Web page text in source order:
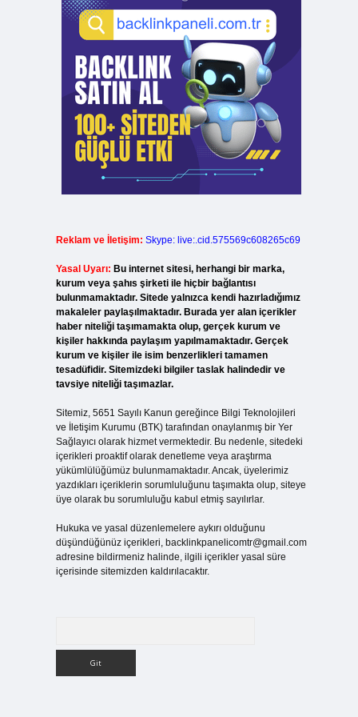
Reklam ve İletişim: Skype: live:.cid.575569c608265c69
Yasal Uyarı: Bu internet sitesi, herhangi bir marka,
kurum veya şahıs şirketi ile hiçbir bağlantısı
bulunmamaktadır. Sitede yalnızca kendi hazırladığımız
makaleler paylaşılmaktadır. Burada yer alan içerikler
haber niteliği taşımamakta olup, gerçek kurum ve
kişiler hakkında paylaşım yapılmamaktadır. Gerçek
kurum ve kişiler ile isim benzerlikleri tamamen
tesadüfidir. Sitemizdeki bilgiler taslak halindedir ve
tavsiye niteliği taşımazlar.
Sitemiz, 5651 Sayılı Kanun gereğince Bilgi Teknolojileri
ve İletişim Kurumu (BTK) tarafından onaylanmış bir Yer
Sağlayıcı olarak hizmet vermektedir. Bu nedenle, sitedeki
içerikleri proaktif olarak denetleme veya araştırma
yükümlülüğümüz bulunmamaktadır. Ancak, üyelerimiz
yazdıkları içeriklerin sorumluluğunu taşımakta olup, siteye
üye olarak bu sorumluluğu kabul etmiş sayılırlar.
Hukuka ve yasal düzenlemelere aykırı olduğunu
düşündüğünüz içerikleri, backlinkpanelicomtr@gmail.com
adresine bildirmeniz halinde, ilgili içerikler yasal süre
içerisinde sitemizden kaldırılacaktır.